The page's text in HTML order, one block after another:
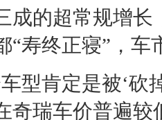
成的超常规增
“寿终正寝”，车
肯定是被‘砍
奇瑞车价普遍较